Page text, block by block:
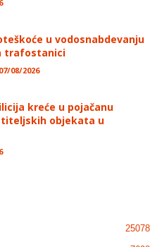
u vodosnabdevanju
trafostanici
07/08/2026
kreće u pojačanu
objekata u
25078